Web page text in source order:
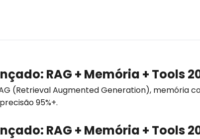
RAG + Memória + Tools
(Retrieval Augmented Generation), memória
95%+.
RAG + Memória + Tools